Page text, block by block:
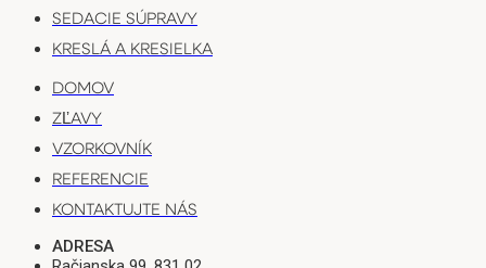
SEDACIE SÚPRAVY
KRESLÁ A KRESIELKA
DOMOV
ZĽAVY
VZORKOVNÍK
REFERENCIE
KONTAKTUJTE NÁS
ADRESA